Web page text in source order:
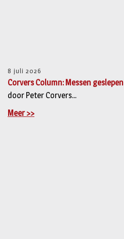
8 juli 2026
Corvers Column: Messen geslepen
door Peter Corvers...
Meer >>